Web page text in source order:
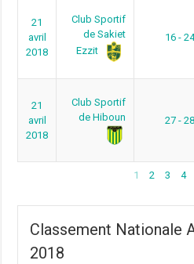
21
avril
2018
Club Sportif
de Sakiet
Ezzit
16 -
21
avril
2018
Club Sportif
de Hiboun
27 - 28
1 2 3 4
Classement Nationale
2018